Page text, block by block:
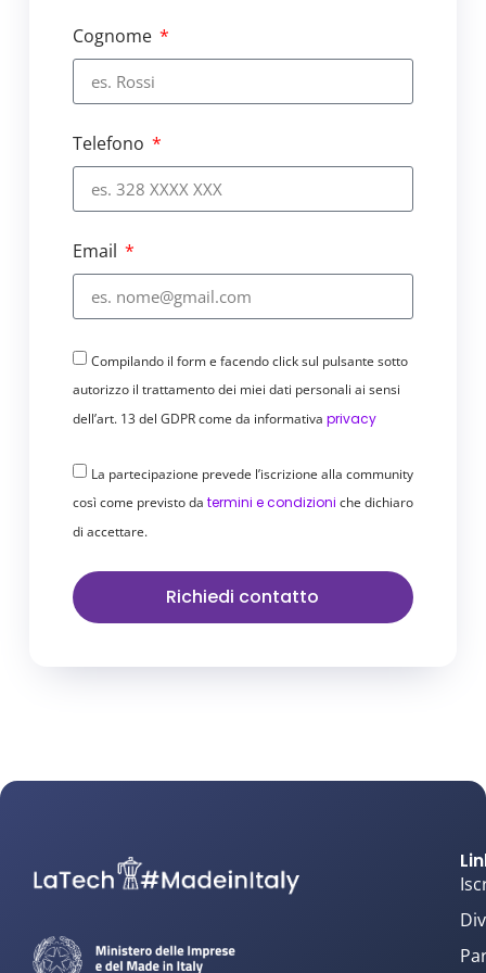
protezione.
Non apprendono in ambiente ostile
I Web Application Firewall non
significa che non sono in grado di
riconoscere una nuova minaccia e, di
conseguenza, questa non verrà bloccata.
I Web Application Firewall reagiscono in
base alle regole firme predefinite ma non
sono in grado di generarne agevolmente
Cognome
Telefono
Email
Compilando il form e facendo click sul pulsante sotto
autorizzo il trattamento dei miei dati personali ai sensi
dell’art. 13 del GDPR come da informativa privacy
La partecipazione prevede l’iscrizione alla community
così come previsto da termini e condizioni che dichiaro
di accettare.
Richiedi contatto